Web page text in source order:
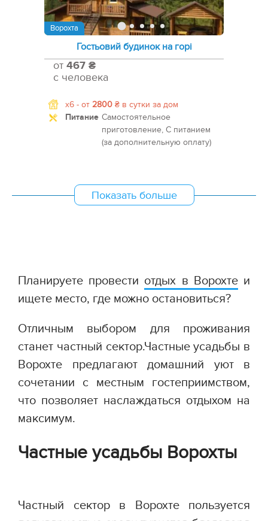
Ворохта
Гостьовий будинок на горі
от 467 ₴
с человека
x6 - от 2800 ₴ в сутки за дом
Питание Самостоятельное
приготовление, С питанием
(за дополнительную оплату)
Показать больше
Планируете провести отдых в Ворохтеи
ищете место, где можно остановиться?
Отличным выбором для проживания
станет частный сектор.Частные усадьбы в
Ворохте предлагают домашний уют в
сочетании с местным гостеприимством,
что позволяет наслаждаться отдыхом на
максимум.
Частные усадьбы Ворохты
Частный сектор в Ворохте пользуется